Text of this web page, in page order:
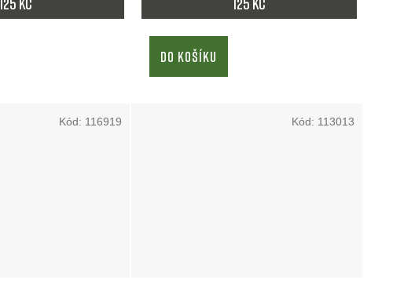
u
k
t
Kód: 116919
DO KOŠÍKU
Kód: 113013